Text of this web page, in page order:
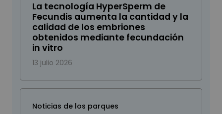
La tecnología HyperSperm de
Fecundis aumenta la cantidad y la
calidad de los embriones
obtenidos mediante fecundación
in vitro
13 julio 2026
Noticias de los parques